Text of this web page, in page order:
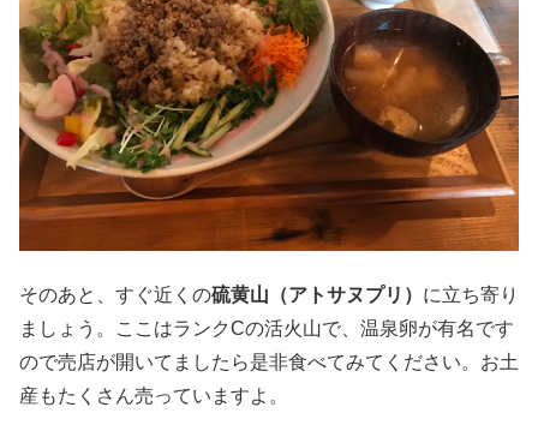
そのあと、すぐ近くの硫黄山（アトサヌプリ） に立ち寄り
ましょう。ここはランクCの活火山で、温泉卵が有名です
ので売店が開いてましたら是非食べてみてください。お土
産もたくさん売っていますよ。